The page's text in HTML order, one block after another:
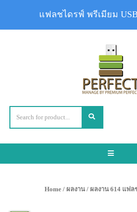
Toggle
Home / ผลงาน / ผลงาน 614 แฟ
แฟลชไดรฟ์ พรีเมียม USB